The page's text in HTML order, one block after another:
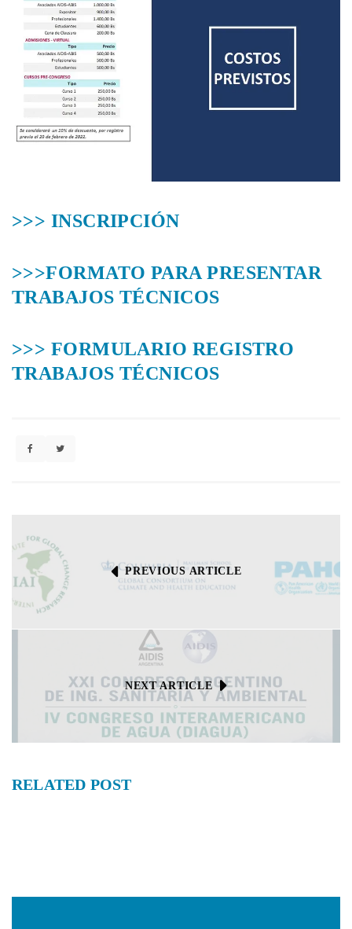
>>> INSCRIPCIÓN
>>>FORMATO PARA PRESENTAR
TRABAJOS TÉCNICOS
>>> FORMULARIO REGISTRO
TRABAJOS TÉCNICOS
PREVIOUS ARTICLE
NEXT ARTICLE
RELATED POST